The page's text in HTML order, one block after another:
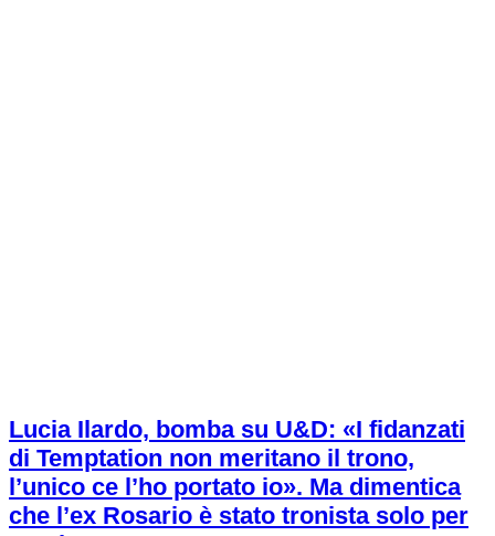
Lucia Ilardo, bomba su U&D: «I fidanzati
di Temptation non meritano il trono,
l’unico ce l’ho portato io». Ma dimentica
che l’ex Rosario è stato tronista solo per